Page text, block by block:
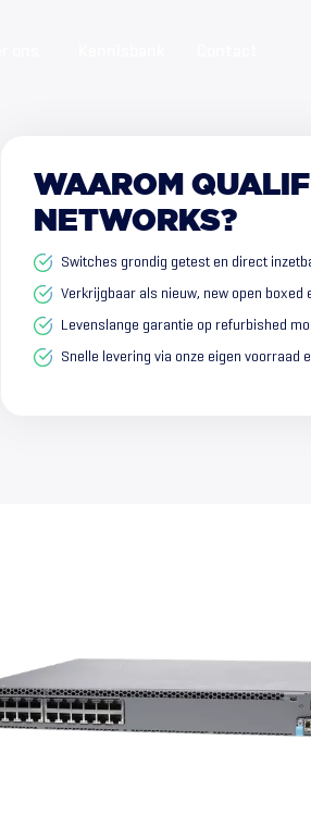
WAAROM
NETWORKS?
Switches grondig getest en direct
Verkrijgbaar als nieuw, new open boxed
Levenslange garantie op refurbished
Snelle levering via onze eigen voorraad